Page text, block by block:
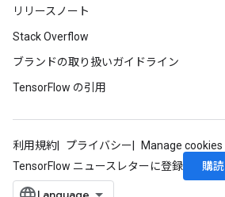
リリースノート
Stack Overflow
ブランドの取り扱いガイドライン
TensorFlow の引用
利用規約 プライバシー
Manage cookies
TensorFlow ニュースレターに登録
購読